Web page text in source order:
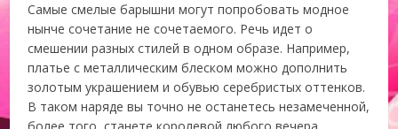
Самые смелые барышни могут попробовать модное
нынче сочетание не сочетаемого. Речь идет о
смешении разных стилей в одном образе. Например,
платье с металлическим блеском можно дополнить
золотым украшением и обувью серебристых оттенков.
В таком наряде вы точно не останетесь незамеченной,